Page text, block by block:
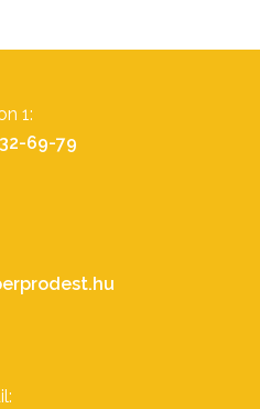
1:
69-79